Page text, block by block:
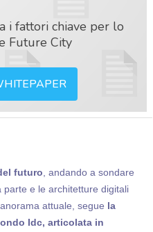
i fattori chiave per lo
Future City
futuro , andando a sondare
e le architetture digitali
attuale, segue la
Idc, articolata in